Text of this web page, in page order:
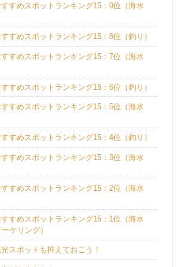
すめスポットランキング15：9位（海水
すめスポットランキング15：8位（釣り）
すめスポットランキング15：7位（海水
すめスポットランキング15：6位（釣り）
すめスポットランキング15：5位（海水
すめスポットランキング15：4位（釣り）
すめスポットランキング15：3位（海水
すめスポットランキング15：2位（海水
すめスポットランキング15：1位（海水
ケリング）
スポットも抑えておこう！